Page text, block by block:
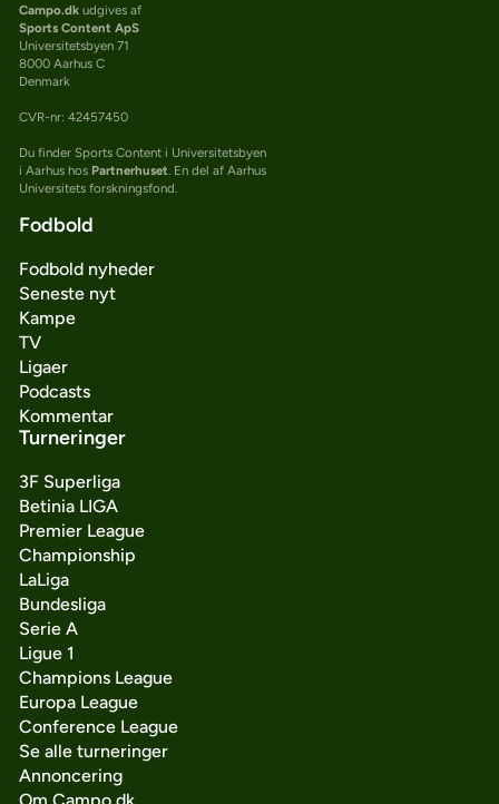
Campo.dkudgives af
Sports Content ApS
Universitetsbyen 71
8000 Aarhus C
Denmark
CVR-nr: 42457450
Du finder Sports Content i Universitetsbyen
i Aarhus hos Partnerhuset. En del af Aarhus
Universitets forskningsfond.
Fodbold
Fodbold nyheder
Seneste nyt
Kampe
TV
Ligaer
Podcasts
Kommentar
Turneringer
3F Superliga
Betinia LIGA
Premier League
Championship
LaLiga
Bundesliga
Serie A
Ligue 1
Champions League
Europa League
Conference League
Se alle turneringer
Annoncering